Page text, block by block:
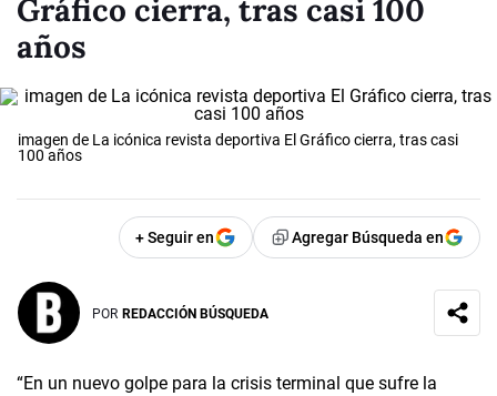
Gráfico cierra, tras casi 100
años
imagen de La icónica revista deportiva El Gráfico cierra, tras casi
100 años
+ Seguir en Agregar Búsqueda en
POR REDACCIÓN BÚSQUEDA
“En un nuevo golpe para la crisis terminal que sufre la